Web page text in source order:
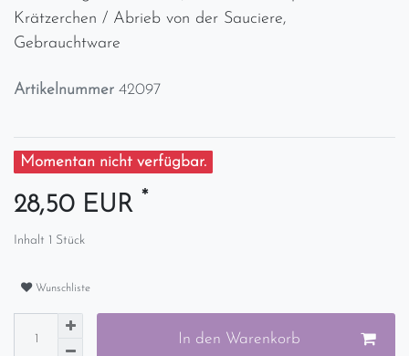
Krätzerchen / Abrieb von der Sauciere,
Gebrauchtware
Artikelnummer 42097
Momentan nicht verfügbar.
28,50 EUR *
Inhalt 1 Stück
Wunschliste
In den Warenkorb